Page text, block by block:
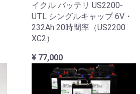
イクル バッテリ US2200-
UTL シングルキャップ 6V・
232Ah 20時間率（US2200
XC2）
¥ 77,000